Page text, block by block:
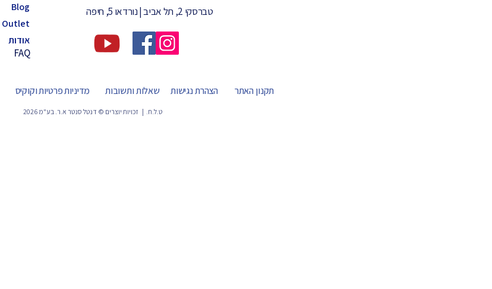
טברסקי 2, תל אביב | נורדאו 5, חיפה
Blog
Outlet
אודות
FAQ
תקנון האתר הצהרת נגישות שאלות ותשובות מדיניות פרטיות וקוקיס
ט.ל.ח. | זכויות יוצרים © דנטל סנטר א.ר. בע"מ 2026